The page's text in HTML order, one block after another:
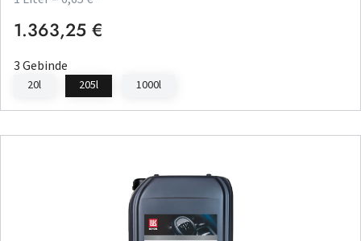
Regulärer Preis:
1.363,25 €
3 Gebinde
20l 205l 1000l